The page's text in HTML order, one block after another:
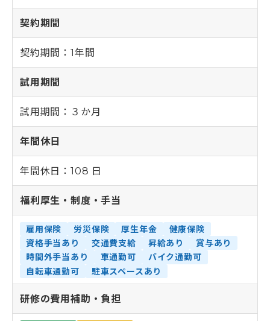
契約期間
契約期間：1年間
試用期間
試用期間：３か月
年間休日
年間休日：108 日
福利厚生・ 制度・手当
雇用保険 労災保険 厚生年金
健康保険
資格手当あり
交通費支給 昇給あり
賞与あり
時間外手当あり
車通勤可
バイク通勤可
自転車通勤可
駐車スペースあり
研修の費用補助・負担